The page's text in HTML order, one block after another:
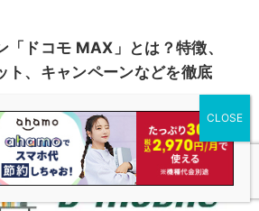
「ドコモ MAX」とは？特徴、
ト、キャンペーンなどを徹底